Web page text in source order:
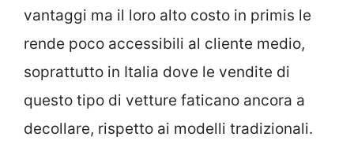
vantaggi ma il loro alto costo in primis le
rende poco accessibili al cliente medio,
soprattutto in Italia dove le vendite di
questo tipo di vetture faticano ancora a
decollare, rispetto ai modelli tradizionali.